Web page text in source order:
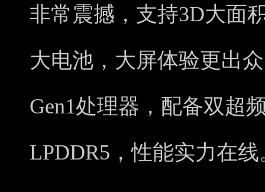
非常震撼，支持3D大面
大电池，大屏体验更出
Gen1处理器，配备双超
LPDDR5，性能实力在线